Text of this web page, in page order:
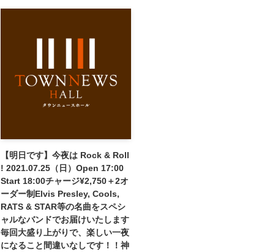
【明日です】今夜は Rock & Roll
! 2021.07.25（日）Open 17:00
Start 18:00チャージ¥2,750＋2オ
ーダー制Elvis Presley, Cools,
RATS & STAR等の名曲をスペシ
ャルなバンドでお届けいたします
毎回大盛り上がりで、楽しい一夜
になること間違いなしです！！神